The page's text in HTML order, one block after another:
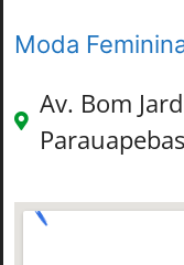
Moda
Av. Bom